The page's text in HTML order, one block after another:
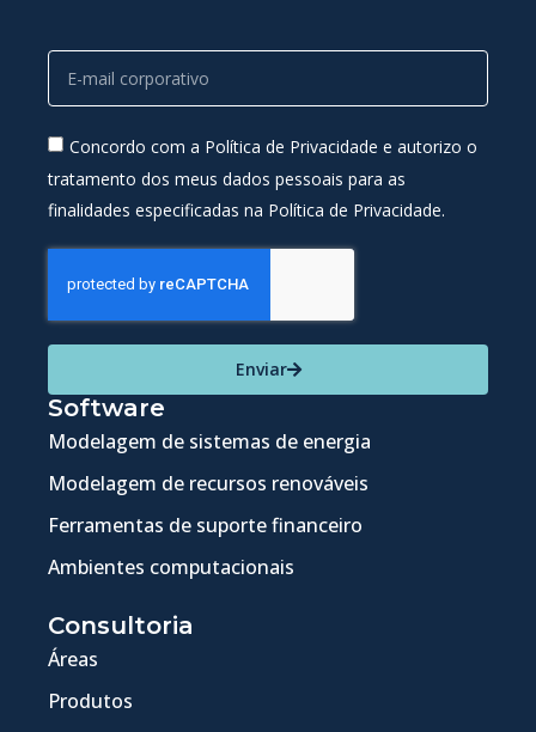
Concordo com a Política de Privacidade e autorizo o
tratamento dos meus dados pessoais para as
finalidades especificadas na Política de Privacidade.
Enviar
Software
Modelagem de sistemas de energia
Modelagem de recursos renováveis
Ferramentas de suporte financeiro
Ambientes computacionais
Consultoria
Áreas
Produtos